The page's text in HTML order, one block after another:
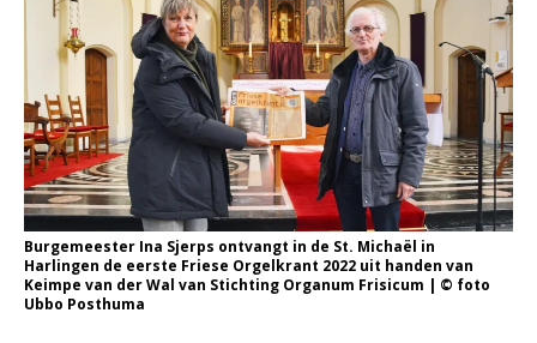
Burgemeester Ina Sjerps ontvangt in de St. Michaël in
Harlingen de eerste Friese Orgelkrant 2022 uit handen van
Keimpe van der Wal van Stichting Organum Frisicum | © foto
Ubbo Posthuma